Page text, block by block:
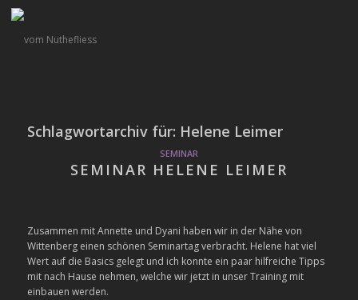
Schlagwortarchiv für: Helene Leimer
SEMINAR
SEMINAR HELENE LEIMER
Zusammen mit Annette und Dyani haben wir in der Nähe von
Wittenberg einen schönen Seminartag verbracht. Helene hat viel
Wert auf die Basics gelegt und ich konnte ein paar hilfreiche Tipps
mit nach Hause nehmen, welche wir jetzt in unser Training mit
einbauen werden.